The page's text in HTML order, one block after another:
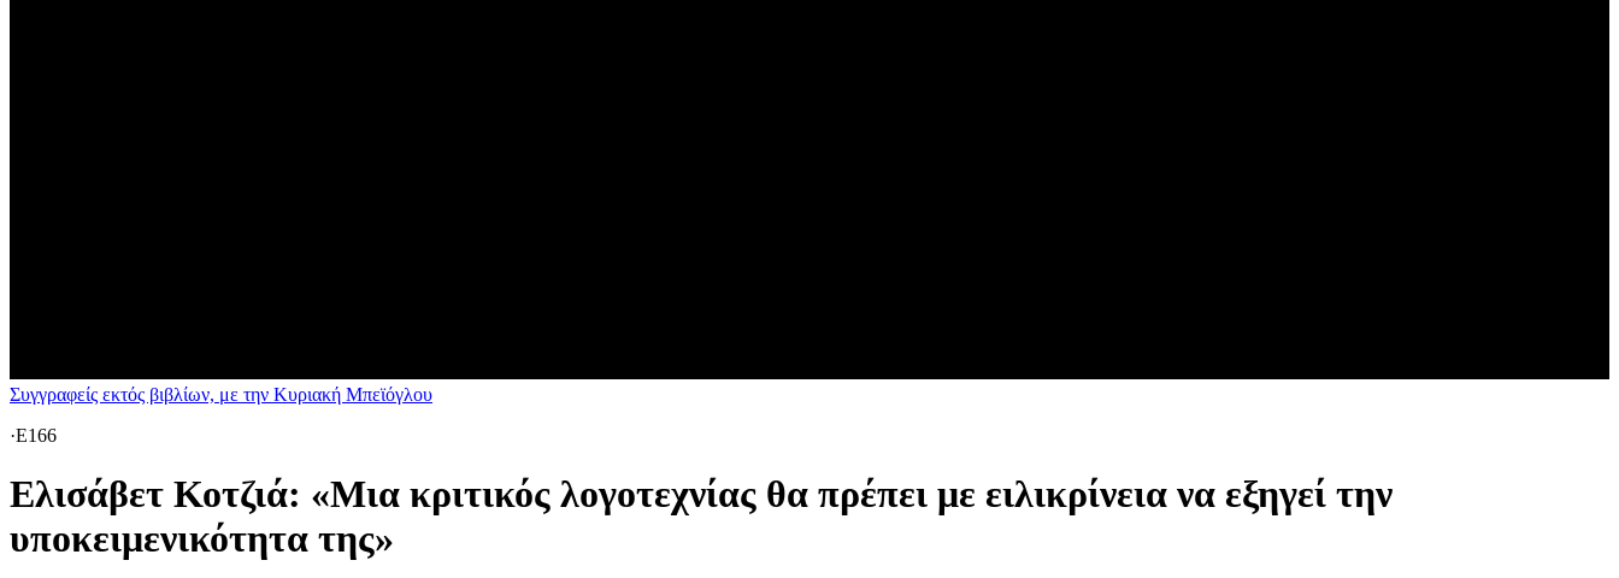
Συγγραφείς εκτός βιβλίων, με την Κυριακή Μπεϊόγλου
·E166
Ελισάβετ Κοτζιά: «Μια κριτικός λογοτεχνίας θα πρέπει με ειλικρίνεια να εξηγεί την
υποκειμενικότητα της»